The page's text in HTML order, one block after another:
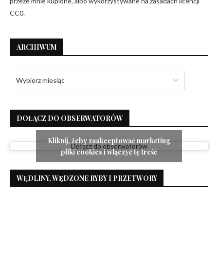
CC0.
ARCHIWUM
DOŁĄCZ DO OBSERWATORÓW
Dołącz do obserwatorów
Kliknij, żeby zaakceptować marketing
pliki cookies i włączyć tę treść
WĘDLINY, WĘDZONE RYBY I PRZETWORY